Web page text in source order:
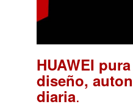
HUAWEI
diseño,
diaria.